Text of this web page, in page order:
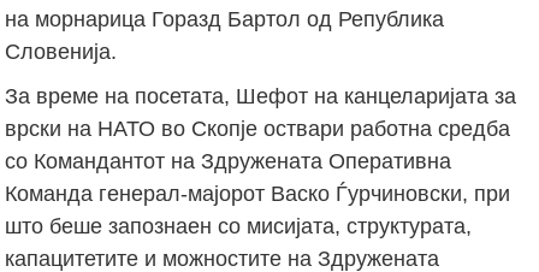
на морнарица Горазд Бартол од Република
Словенија.
За време на посетата, Шефот на канцеларијата за
врски на НАТО во Скопје оствари работна средба
со Командантот на Здружената Оперативна
Команда генерал-мајорот Васко Ѓурчиновски, при
што беше запознаен со мисијата, структурата,
капацитетите и можностите на Здружената